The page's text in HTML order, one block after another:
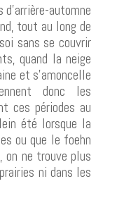
d'arrière-automne
tout au long de
sans se couvrir
quand la neige
et s'amoncelle
donc les
ces périodes au
été lorsque la
ou que le foehn
ne trouve plus
ni dans les